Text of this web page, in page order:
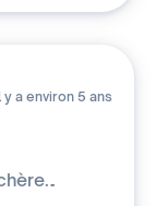
y a environ 5 ans